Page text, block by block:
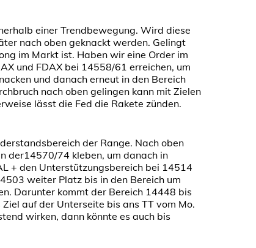
einer Trendbewegung. Wird diese
nach oben geknackt werden. Gelingt
im Markt ist. Haben wir eine Order im
und FDAX bei 14558/61 erreichen, um
und danach erneut in den Bereich
nach oben gelingen kann mit Zielen
lässt die Fed die Rakete zünden.
der Range. Nach oben
der14570/74 kleben, um danach in
+ den Unterstützungsbereich bei 14514
weiter Platz bis in den Bereich um
Darunter kommt der Bereich 14448 bis
auf der Unterseite bis ans TT vom Mo.
wirken, dann könnte es auch bis